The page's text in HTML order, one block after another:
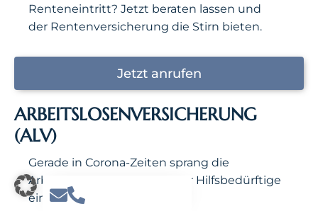
Renteneintritt? Jetzt beraten lassen und
der Rentenversicherung die Stirn bieten.
Jetzt anrufen
ARBEITSLOSENVERSICHERUNG
(ALV)
Gerade in Corona-Zeiten sprang die
Arbeitslosenversicherung für Hilfsbedürftige
ein. Bestimmungen zur